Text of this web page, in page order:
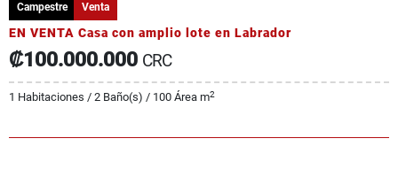
Campestre Venta
EN VENTA Casa con amplio lote en Labrador
₡100.000.000 CRC
1 Habitaciones / 2 Baño(s) / 100 Área m2